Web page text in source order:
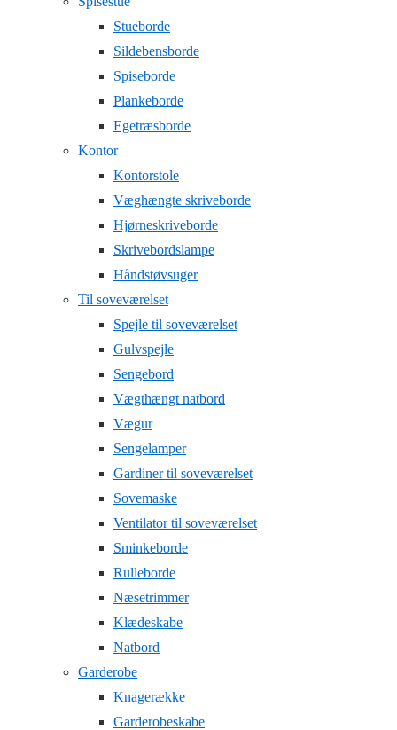
Stueborde
Sildebensborde
Spiseborde
Plankeborde
Egetræsborde
Kontor
Kontorstole
Væghængte skriveborde
Hjørneskriveborde
Skrivebordslampe
Håndstøvsuger
Til soveværelset
Spejle til soveværelset
Gulvspejle
Sengebord
Vægthængt natbord
Vægur
Sengelamper
Gardiner til soveværelset
Sovemaske
Ventilator til soveværelset
Sminkeborde
Rulleborde
Næsetrimmer
Klædeskabe
Natbord
Garderobe
Knagerække
Garderobeskabe